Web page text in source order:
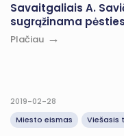
Savaitgaliais A.
sugrąžinama
Plačiau
2019-02-28
Miesto eismas
Viešasis